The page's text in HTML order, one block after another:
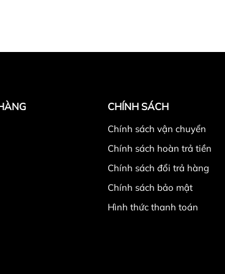
điều khiển từ xa hoặc các phím trên thân quạt.
tay: 15 độ
CHÍNH SÁCH
Chính sách vận chuyển
Chính sách hoàn trả tiền
Chính sách đổi trả hàng
Chính sách bảo mật
Hình thức thanh toán